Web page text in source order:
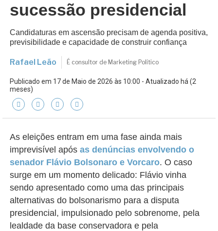
sucessão presidencial
Candidaturas em ascensão precisam de agenda positiva,
previsibilidade e capacidade de construir confiança
Rafael Leão É consultor de Marketing Político
Publicado em 17 de Maio de 2026 às 10:00 - Atualizado há (2
meses)
As eleições entram em uma fase ainda mais
imprevisível após as denúncias envolvendo o
senador Flávio Bolsonaro e Vorcaro. O caso
surge em um momento delicado: Flávio vinha
sendo apresentado como uma das principais
alternativas do bolsonarismo para a disputa
presidencial, impulsionado pelo sobrenome, pela
lealdade da base conservadora e pela